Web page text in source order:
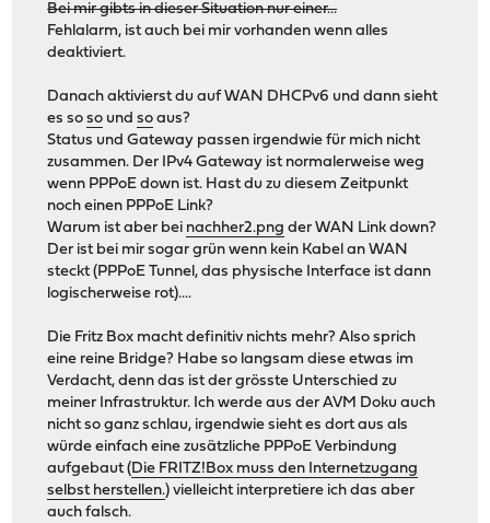
Bei mir gibts in dieser Situation nur einer...
Fehlalarm, ist auch bei mir vorhanden wenn alles
deaktiviert.
Danach aktivierst du auf WAN DHCPv6 und dann sieht
es soso undso aus?
Status und Gateway passen irgendwie für mich nicht
zusammen. Der IPv4 Gateway ist normalerweise weg
wenn PPPoE down ist. Hast du zu diesem Zeitpunkt
noch einen PPPoE Link?
Warum ist aber bei nachher2.png der WAN Link down?
Der ist bei mir sogar grün wenn kein Kabel an WAN
steckt (PPPoE Tunnel, das physische Interface ist dann
logischerweise rot)....
Die Fritz Box macht definitiv nichts mehr? Also sprich
eine reine Bridge? Habe so langsam diese etwas im
Verdacht, denn das ist der grösste Unterschied zu
meiner Infrastruktur. Ich werde aus der AVM Doku auch
nicht so ganz schlau, irgendwie sieht es dort aus als
würde einfach eine zusätzliche PPPoE Verbindung
aufgebaut (Die FRITZ!Box muss den Internetzugang
selbst herstellen.) vielleicht interpretiere ich das aber
auch falsch.